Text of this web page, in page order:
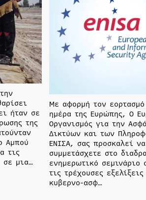
ήταν σε
της
Αμπού
τις
σε μια…
Με αφορμή τον
ημέρα της Ευρώπης, Ο
Οργανισμός για την
Δικτύων και των
ΕΝΙΣΑ, σας προσκαλεί να
συμμετάσχετε στο
ενημερωτικό σεμινάριο
τις τρέχουσες
κυβερνο-ασφ…